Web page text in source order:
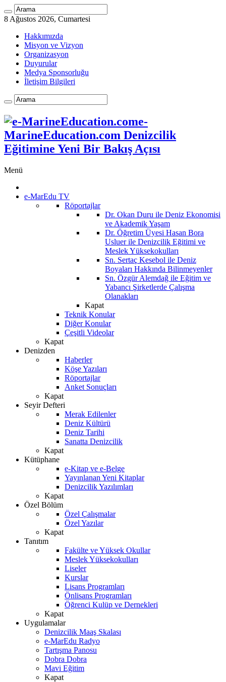
8 Ağustos 2026, Cumartesi
Hakkımızda
Misyon ve Vizyon
Organizasyon
Duyurular
Medya Sponsorluğu
İletişim Bilgileri
e-
MarineEducation.com Denizcilik
Eğitimine Yeni Bir Bakış Açısı
Menü
e-MarEdu TV
Röportajlar
Dr. Okan Duru ile Deniz Ekonomisi
ve Akademik Yaşam
Dr. Öğretim Üyesi Hasan Bora
Usluer ile Denizcilik Eğitimi ve
Meslek Yüksekokulları
Sn. Sertaç Kesebol ile Deniz
Boyaları Hakkında Bilinmeyenler
Sn. Özgür Alemdağ ile Eğitim ve
Yabancı Şirketlerde Çalışma
Olanakları
Kapat
Teknik Konular
Diğer Konular
Çeşitli Videolar
Kapat
Denizden
Haberler
Köşe Yazıları
Röportajlar
Anket Sonuçları
Kapat
Seyir Defteri
Merak Edilenler
Deniz Kültürü
Deniz Tarihi
Sanatta Denizcilik
Kapat
Kütüphane
e-Kitap ve e-Belge
Yayınlanan Yeni Kitaplar
Denizcilik Yazılımları
Kapat
Özel Bölüm
Özel Çalışmalar
Özel Yazılar
Kapat
Tanıtım
Fakülte ve Yüksek Okullar
Meslek Yüksekokulları
Liseler
Kurslar
Lisans Programları
Önlisans Programları
Öğrenci Kulüp ve Dernekleri
Kapat
Uygulamalar
Denizcilik Maaş Skalası
e-MarEdu Radyo
Tartışma Panosu
Dobra Dobra
Mavi Eğitim
Kapat